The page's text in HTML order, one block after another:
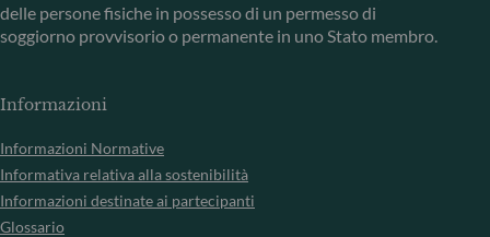
delle persone fisiche in possesso di un permesso di
soggiorno provvisorio o permanente in uno Stato membro.
Informazioni
Informazioni Normative
Informativa relativa alla sostenibilità
Informazioni destinate ai partecipanti
Glossario